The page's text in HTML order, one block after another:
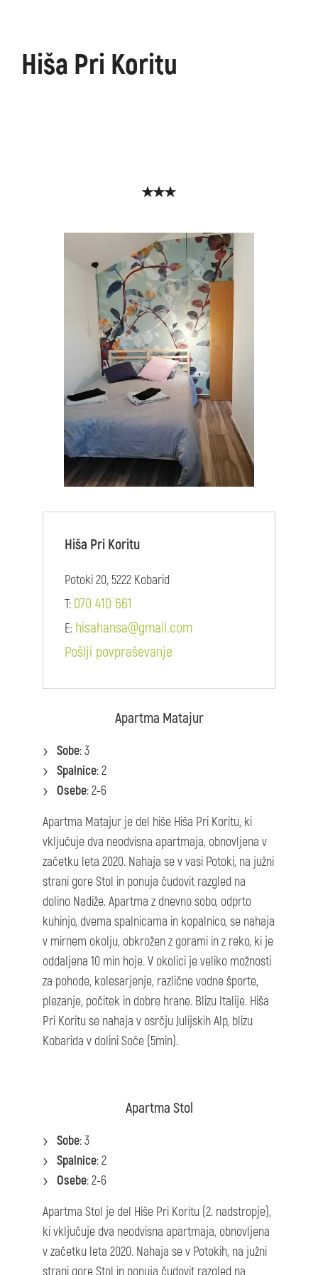
Hiša Pri Koritu
Hiša Pri Koritu
Potoki 20, 5222 Kobarid
T: 070 410 661
E: hisahansa@gmail.com
Pošlji povpraševanje
Apartma Matajur
Sobe: 3
Spalnice: 2
Osebe: 2-6
Apartma Matajur je del hiše Hiša Pri Koritu, ki
vključuje dva neodvisna apartmaja, obnovljena v
začetku leta 2020. Nahaja se v vasi Potoki, na južni
strani gore Stol in ponuja čudovit razgled na
dolino Nadiže. Apartma z dnevno sobo, odprto
kuhinjo, dvema spalnicama in kopalnico, se nahaja
v mirnem okolju, obkrožen z gorami in z reko, ki je
oddaljena 10 min hoje. V okolici je veliko možnosti
za pohode, kolesarjenje, različne vodne športe,
plezanje, počitek in dobre hrane. Blizu Italije. Hiša
Pri Koritu se nahaja v osrčju Julijskih Alp, blizu
Kobarida v dolini Soče (5min).
Apartma Stol
Sobe: 3
Spalnice: 2
Osebe: 2-6
Apartma Stol je del Hiše Pri Koritu (2. nadstropje),
ki vključuje dva neodvisna apartmaja, obnovljena
v začetku leta 2020. Nahaja se v Potokih, na južni